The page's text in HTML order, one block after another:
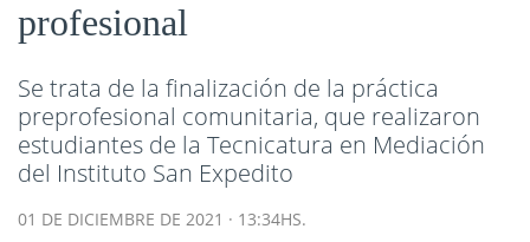
profesional
Se trata de la finalización de la práctica
preprofesional comunitaria, que realizaron
estudiantes de la Tecnicatura en Mediación
del Instituto San Expedito
01 DE DICIEMBRE DE 2021 · 13:34HS.